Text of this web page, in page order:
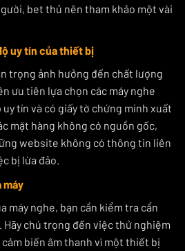
bet thủ nên tham khảo một vài
uy tín của thiết bị
trọng ảnh hưởng đến chất lượng
ưu tiên lựa chọn các máy nghe
tín và có giấy tờ chứng minh xuất
mặt hàng không có nguồn gốc,
website không có thông tin liên
bị lừa đảo.
máy
máy nghe, bạn cần kiểm tra cẩn
Hãy chú trọng đến việc thử nghiệm
biến âm thanh vì một thiết bị